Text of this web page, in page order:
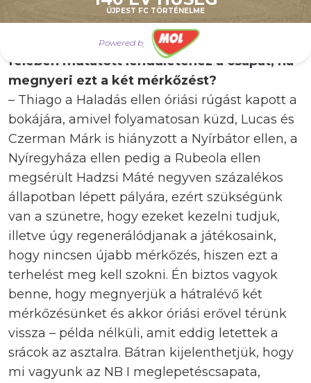
ÚJPEST FC TÖRTÉNELME
Powered by
között a másodosztályú Airnergyhez
látogatunk. Visszatérhet az idény első
felében mutatott lendületéhez a csapat, ha
megnyeri ezt a két mérkőzést?
– Thiago a Haladás ellen óriási rúgást kapott a
bokájára, amivel folyamatosan küzd, Lucas és
Czerman Márk is hiányzott a Nyírbátor ellen, a
Nyíregyháza ellen pedig a Rubeola ellen
megsérült Hadzsi Máté negyven százalékos
állapotban lépett pályára, ezért szükségünk
van a szünetre, hogy ezeket kezelni tudjuk,
illetve úgy regenerálódjanak a játékosaink,
hogy nincsen újabb mérkőzés, hiszen ezt a
terhelést meg kell szokni. Én biztos vagyok
benne, hogy megnyerjük a hátralévő két
mérkőzésünket és akkor óriási erővel térünk
vissza – példa nélküli, amit eddig letettek a
srácok az asztalra. Bátran kijelenthetjük, hogy
mi vagyunk az NB I meglepetéscsapata,